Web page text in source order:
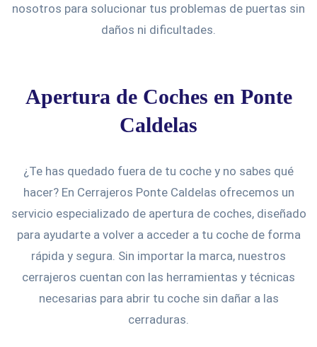
nosotros para solucionar tus problemas de puertas sin
daños ni dificultades.
Apertura de Coches en Ponte
Caldelas
¿Te has quedado fuera de tu coche y no sabes qué
hacer? En Cerrajeros Ponte Caldelas ofrecemos un
servicio especializado de apertura de coches, diseñado
para ayudarte a volver a acceder a tu coche de forma
rápida y segura. Sin importar la marca, nuestros
cerrajeros cuentan con las herramientas y técnicas
necesarias para abrir tu coche sin dañar a las
cerraduras.